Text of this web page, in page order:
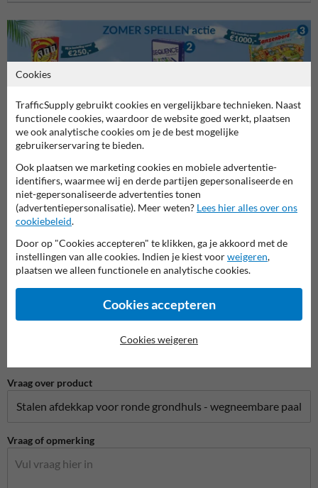
Stel je vraag aan Verkeersbord.be
Naam*
Bedrijfsnaam
E-mailadres*
Vraag over product
Vraag of opmerking
Cookies
TrafficSupply gebruikt cookies en vergelijkbare technieken. Naast
functionele cookies, waardoor de website goed werkt, plaatsen
we ook analytische cookies om je de best mogelijke
gebruikerservaring te bieden.
Ook plaatsen we marketing cookies en mobiele advertentie-
identifiers, waarmee wij en derde partijen gepersonaliseerde en
niet-gepersonaliseerde advertenties tonen
(advertentiepersonalisatie). Meer weten? Lees hier alles over ons
cookiebeleid.
Door op "Cookies accepteren" te klikken, ga je akkoord met de
instellingen van alle cookies. Indien je kiest voorweigeren,
plaatsen we alleen functionele en analytische cookies.
Cookies accepteren
Cookies weigeren